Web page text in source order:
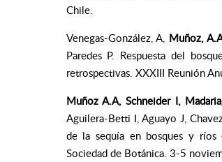
Chile.
Venegas-González, A, Muñoz,
Paredes P. Respuesta del
retrospectivas. XXXIII Reunión
Muñoz A.A, Schneider I,
Aguilera-Betti I, Aguayo J,
de la sequía en bosques y ríos
Sociedad de Botánica. 3-5